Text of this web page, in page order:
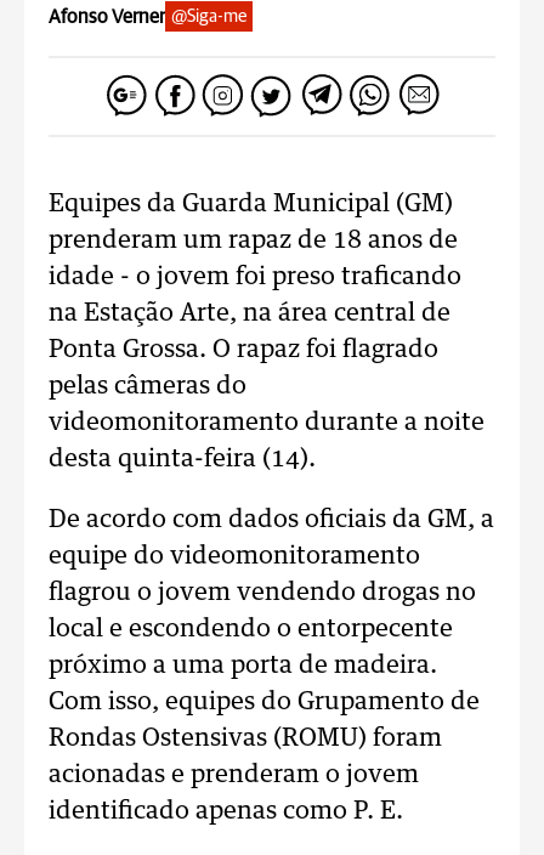
Afonso Verner @Siga-me
Equipes da Guarda Municipal (GM)
prenderam um rapaz de 18 anos de
idade - o jovem foi preso traficando
na Estação Arte, na área central de
Ponta Grossa. O rapaz foi flagrado
pelas câmeras do
videomonitoramento durante a noite
desta quinta-feira (14).
De acordo com dados oficiais da GM, a
equipe do videomonitoramento
flagrou o jovem vendendo drogas no
local e escondendo o entorpecente
próximo a uma porta de madeira.
Com isso, equipes do Grupamento de
Rondas Ostensivas (ROMU) foram
acionadas e prenderam o jovem
identificado apenas como P. E.